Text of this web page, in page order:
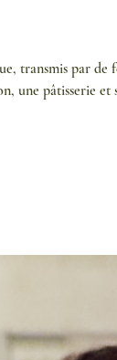
transmis par de
une pâtisserie et